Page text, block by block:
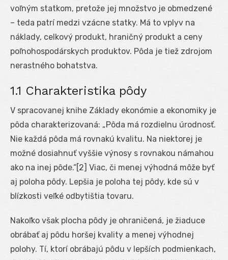
voľným statkom, pretože jej množstvo je obmedzené
– teda patrí medzi vzácne statky. Má to vplyv na
náklady, celkový produkt, hraničný produkt a ceny
poľnohospodárskych produktov. Pôda je tiež zdrojom
nerastného bohatstva.
1.1 Charakteristika pôdy
V spracovanej knihe Základy ekonómie a ekonomiky je
pôda charakterizovaná: „Pôda má rozdielnu úrodnosť.
Nie každá pôda má rovnakú kvalitu. Na niektorej je
možné dosiahnuť vyššie výnosy s rovnakou námahou
ako na inej pôde.“[2] Viac, či menej výhodná môže byť
aj poloha pôdy. Lepšia je poloha tej pôdy, kde sú v
blízkosti veľké odbytištia tovaru.
Nakoľko však plocha pôdy je ohraničená, je žiaduce
obrábať aj pôdu horšej kvality a menej výhodnej
polohy. Tí, ktorí obrábajú pôdu v lepších podmienkach,